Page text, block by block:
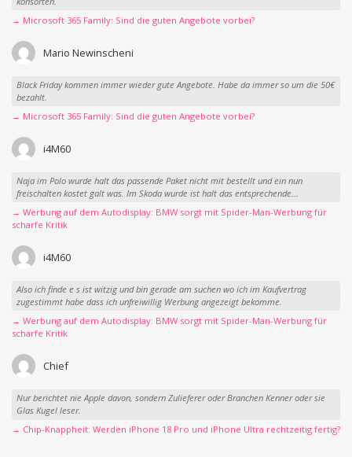
→ Microsoft 365 Family: Sind die guten Angebote vorbei?
Mario Newinscheni
Black Friday kommen immer wieder gute Angebote. Habe da immer so um die 50€
bezahlt.
→ Microsoft 365 Family: Sind die guten Angebote vorbei?
i4M60
Naja im Polo wurde halt das passende Paket nicht mit bestellt und ein nun
freischalten kostet galt was. Im Skoda wurde ist halt das entsprechende...
→ Werbung auf dem Autodisplay: BMW sorgt mit Spider-Man-Werbung für
scharfe Kritik
i4M60
Also ich finde e s ist witzig und bin gerade am suchen wo ich im Kaufvertrag
zugestimmt habe dass ich unfreiwillig Werbung angezeigt bekomme.
→ Werbung auf dem Autodisplay: BMW sorgt mit Spider-Man-Werbung für
scharfe Kritik
Chief
Nur berichtet nie Apple davon, sondern Zulieferer oder Branchen Kenner oder sie
Glas Kugel leser.
→ Chip-Knappheit: Werden iPhone 18 Pro und iPhone Ultra rechtzeitig fertig?